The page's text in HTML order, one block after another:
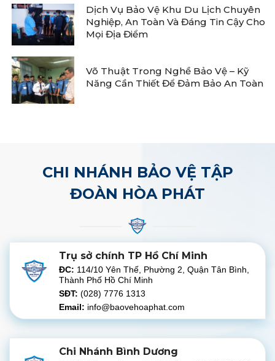
Dịch Vụ Bảo Vệ Khu Du Lịch Chuyên
Nghiệp, An Toàn Và Đáng Tin Cậy Cho
Mọi Địa Điểm
Võ Thuật Trong Nghề Bảo Vệ – Kỹ
Năng Cần Thiết Để Đảm Bảo An Toàn
CHI NHÁNH BẢO VỆ TẬP
ĐOÀN HÒA PHÁT
Trụ sở chính TP Hồ Chí Minh
ĐC: 114/10 Yên Thế, Phường 2, Quận Tân Bình,
Thành Phố Hồ Chí Minh
SĐT: (028) 7776 1313
Email: info@baovehoaphat.com
Chi Nhánh Bình Dương